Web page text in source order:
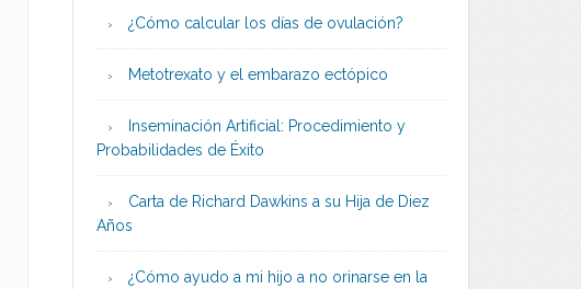
¿Cómo calcular los días de ovulación?
Metotrexato y el embarazo ectópico
Inseminación Artificial: Procedimiento y
Probabilidades de Éxito
Carta de Richard Dawkins a su Hija de Diez
Años
¿Cómo ayudo a mi hijo a no orinarse en la